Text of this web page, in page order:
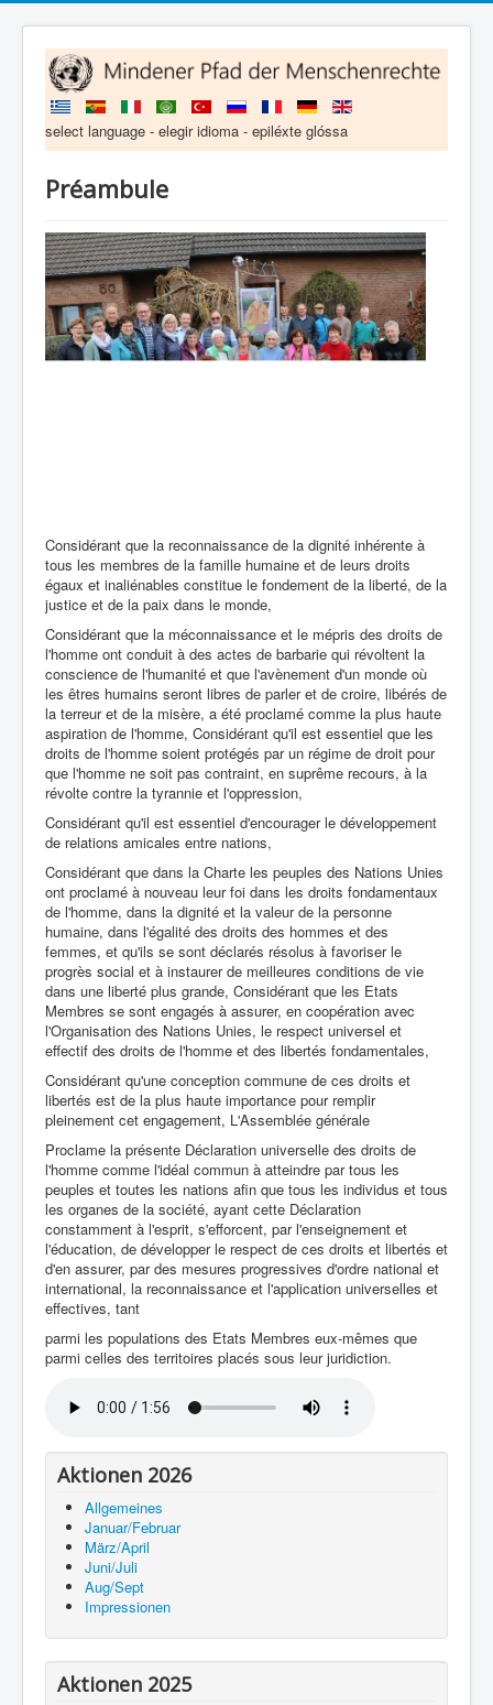
select language - elegir idioma - epiléxte glóssa
Préambule
Considérant que la reconnaissance de la dignité inhérente à
tous les membres de la famille humaine et de leurs droits
égaux et inaliénables constitue le fondement de la liberté, de la
justice et de la paix dans le monde,
Considérant que la méconnaissance et le mépris des droits de
l'homme ont conduit à des actes de barbarie qui révoltent la
conscience de l'humanité et que l'avènement d'un monde où
les êtres humains seront libres de parler et de croire, libérés de
la terreur et de la misère, a été proclamé comme la plus haute
aspiration de l'homme, Considérant qu'il est essentiel que les
droits de l'homme soient protégés par un régime de droit pour
que l'homme ne soit pas contraint, en suprême recours, à la
révolte contre la tyrannie et l'oppression,
Considérant qu'il est essentiel d'encourager le développement
de relations amicales entre nations,
Considérant que dans la Charte les peuples des Nations Unies
ont proclamé à nouveau leur foi dans les droits fondamentaux
de l'homme, dans la dignité et la valeur de la personne
humaine, dans l'égalité des droits des hommes et des
femmes, et qu'ils se sont déclarés résolus à favoriser le
progrès social et à instaurer de meilleures conditions de vie
dans une liberté plus grande, Considérant que les Etats
Membres se sont engagés à assurer, en coopération avec
l'Organisation des Nations Unies, le respect universel et
effectif des droits de l'homme et des libertés fondamentales,
Considérant qu'une conception commune de ces droits et
libertés est de la plus haute importance pour remplir
pleinement cet engagement, L'Assemblée générale
Proclame la présente Déclaration universelle des droits de
l'homme comme l'idéal commun à atteindre par tous les
peuples et toutes les nations afin que tous les individus et tous
les organes de la société, ayant cette Déclaration
constamment à l'esprit, s'efforcent, par l'enseignement et
l'éducation, de développer le respect de ces droits et libertés et
d'en assurer, par des mesures progressives d'ordre national et
international, la reconnaissance et l'application universelles et
effectives, tant
parmi les populations des Etats Membres eux-mêmes que
parmi celles des territoires placés sous leur juridiction.
Aktionen 2026
Allgemeines
Januar/Februar
März/April
Juni/Juli
Aug/Sept
Impressionen
Aktionen 2025